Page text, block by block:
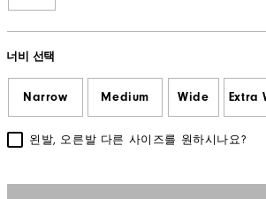
너비 선택
Narrow Medium Wide Extra
왼발, 오른발 다른 사이즈를 원하시나요?